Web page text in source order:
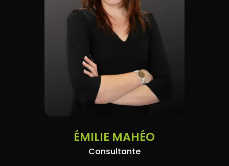
ÉMILIE MAHÉO
Consultante